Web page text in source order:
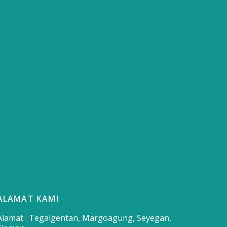
KAMI
: Tegalgentan, Margoagung, Seyegan,